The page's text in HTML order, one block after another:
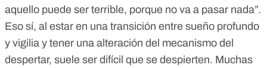
aquello puede ser terrible, porque no va a pasar nada”.
Eso sí, al estar en una transición entre sueño profundo
y vigilia y tener una alteración del mecanismo del
despertar, suele ser difícil que se despierten. Muchas